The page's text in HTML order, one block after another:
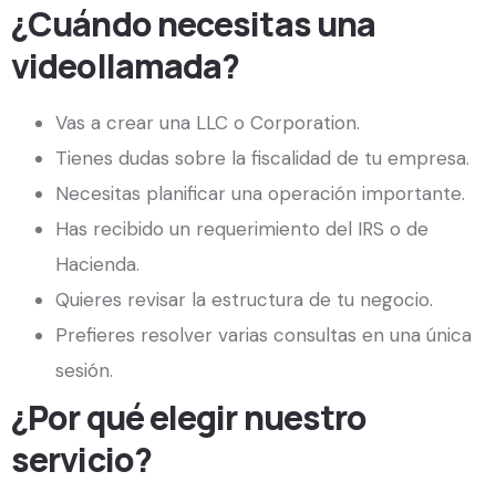
¿Cuándo necesitas una
videollamada?
Vas a crear una LLC o Corporation.
Tienes dudas sobre la fiscalidad de tu empresa.
Necesitas planificar una operación importante.
Has recibido un requerimiento del IRS o de
Hacienda.
Quieres revisar la estructura de tu negocio.
Prefieres resolver varias consultas en una única
sesión.
¿Por qué elegir nuestro
servicio?